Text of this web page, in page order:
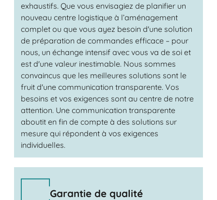
exhaustifs. Que vous envisagiez de planifier un
nouveau centre logistique à l’aménagement
complet ou que vous ayez besoin d'une solution
de préparation de commandes efficace – pour
nous, un échange intensif avec vous va de soi et
est d'une valeur inestimable. Nous sommes
convaincus que les meilleures solutions sont le
fruit d'une communication transparente. Vos
besoins et vos exigences sont au centre de notre
attention. Une communication transparente
aboutit en fin de compte à des solutions sur
mesure qui répondent à vos exigences
individuelles.
Garantie de qualité